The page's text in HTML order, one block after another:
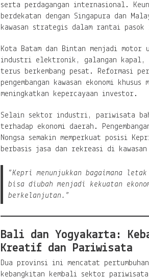
serta perdagangan internasional.
berdekatan dengan Singapura dan
kawasan strategis dalam rantai
Kota Batam dan Bintan menjadi motor
industri elektronik, galangan
terus berkembang pesat. Reformasi
pengembangan kawasan ekonomi
meningkatkan kepercayaan investor.
Selain sektor industri, pariwisata
terhadap ekonomi daerah.
Nongsa semakin memperkuat posisi
berbasis jasa dan rekreasi di
“Kepri menunjukkan bagaimana
bisa diubah menjadi kekuatan
berkelanjutan.”
Bali dan Yogyakarta:
Kreatif dan Pariwisata
Dua provinsi ini mencatat
kebangkitan kembali sektor